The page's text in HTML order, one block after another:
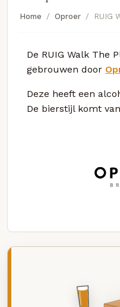
Home Oproer RUIG
De RUIG Walk The
gebrouwen door
Deze heeft een
De bierstijl komt